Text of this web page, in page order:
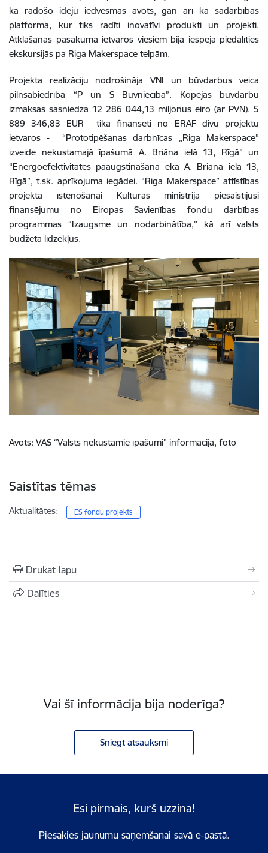
kā radošo ideju iedvesmas avots, gan arī kā sadarbības
platforma, kur tiks radīti inovatīvi produkti un projekti.
Atklāšanas pasākuma ietvaros viesiem bija iespēja piedalīties
ekskursijās pa Riga Makerspace telpām.
Projekta realizāciju nodrošināja VNĪ un būvdarbus veica
pilnsabiedrība “P un S Būvniecība”. Kopējās būvdarbu
izmaksas sasniedza 12 286 044,13 miljonus eiro (ar PVN). 5
889 346,83 EUR tika finansēti no ERAF divu projektu
ietvaros - “Prototipēšanas darbnīcas „Riga Makerspace”
izveide nekustamajā īpašumā A. Briāna ielā 13, Rīgā” un
“Energoefektivitātes paaugstināšana ēkā A. Briāna ielā 13,
Rīgā”, t.sk. aprīkojuma iegādei. “Riga Makerspace” attīstības
projekta īstenošanai Kultūras ministrija piesaistījusi
finansējumu no Eiropas Savienības fondu darbības
programmas “Izaugsme un nodarbinātība,” kā arī valsts
budžeta līdzekļus.
Avots: VAS “Valsts nekustamie īpašumi” informācija, foto
Saistītas tēmas
Aktualitātes: ES fondu projekts
Drukāt lapu
Dalīties
Vai šī informācija bija noderīga?
Sniegt atsauksmi
Esi pirmais, kurš uzzina!
Piesakies jaunumu saņemšanai savā e-pastā.